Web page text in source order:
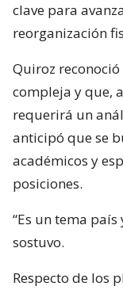
clave para
reorganización
Quiroz
compleja y que,
requerirá un
anticipó que se
académicos y
posiciones.
“Es un tema
sostuvo.
Respecto de los